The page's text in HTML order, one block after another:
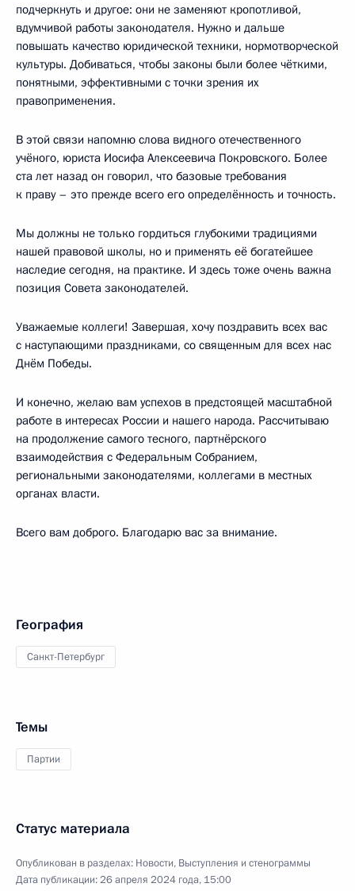
подчеркнуть и другое: они не заменяют кропотливой,
вдумчивой работы законодателя. Нужно и дальше
повышать качество юридической техники, нормотворческой
культуры. Добиваться, чтобы законы были более чёткими,
понятными, эффективными с точки зрения их
правоприменения.
В этой связи напомню слова видного отечественного
учёного, юриста Иосифа Алексеевича Покровского. Более
ста лет назад он говорил, что базовые требования
к праву – это прежде всего его определённость и точность.
Мы должны не только гордиться глубокими традициями
нашей правовой школы, но и применять её богатейшее
наследие сегодня, на практике. И здесь тоже очень важна
позиция Совета законодателей.
Уважаемые коллеги! Завершая, хочу поздравить всех вас
с наступающими праздниками, со священным для всех нас
Днём Победы.
И конечно, желаю вам успехов в предстоящей масштабной
работе в интересах России и нашего народа. Рассчитываю
на продолжение самого тесного, партнёрского
взаимодействия с Федеральным Собранием,
региональными законодателями, коллегами в местных
органах власти.
Всего вам доброго. Благодарю вас за внимание.
География
Санкт-Петербург
Темы
Партии
Статус материала
Опубликован в разделах: Новости, Выступления и стенограммы
Дата публикации:26 апреля 2024 года, 15:00